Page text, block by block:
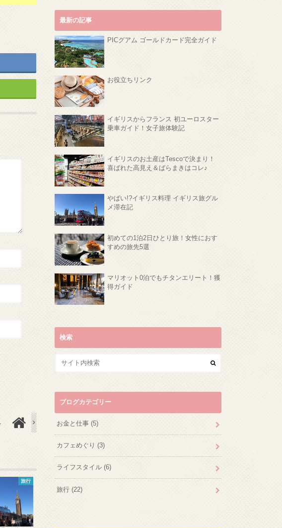
旅行
最新の記事
PICグアム ゴールドカード完全ガイド
お役立ちリンク
イギリスからフランス 初ユーロスター
乗車ガイド！女子旅体験記
イギリスのお土産はTescoで決まり！
喜ばれた高見え＆ばらまきはコレ♪
やばい!?イギリス料理 イギリス旅グル
メ滞在記
初めての1泊2日ひとり旅！女性におす
すめの旅先5選
マリオット0泊でもチタンエリート！獲
得ガイド
検索
ブログカテゴリー
お金と仕事 (5)
カフェめぐり (3)
ライフスタイル (6)
旅行 (22)